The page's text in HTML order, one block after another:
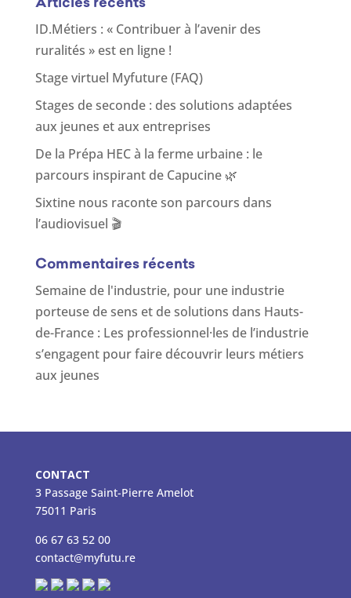
Articles récents
ID.Métiers : « Contribuer à l’avenir des
ruralités » est en ligne !
Stage virtuel Myfuture (FAQ)
Stages de seconde : des solutions adaptées
aux jeunes et aux entreprises
De la Prépa HEC à la ferme urbaine : le
parcours inspirant de Capucine 🌿
Sixtine nous raconte son parcours dans
l’audiovisuel 🎬
Commentaires récents
Semaine de l'industrie, pour une industrie
porteuse de sens et de solutions dans Hauts-
de-France : Les professionnel·les de l’industrie
s’engagent pour faire découvrir leurs métiers
aux jeunes
CONTACT
3 Passage Saint-Pierre Amelot
75011 Paris
06 67 63 52 00
contact@myfutu.re